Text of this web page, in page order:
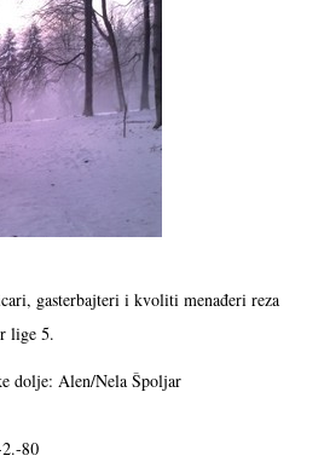
gasterbajteri i kvoliti menađeri reza
lige 5.
dolje: Alen/Nela Špoljar
80